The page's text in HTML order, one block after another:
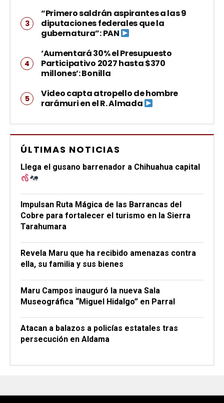
“Primero saldrán aspirantes a las 9
diputaciones federales que la
gubernatura”: PAN
‘Aumentará 30% el Presupuesto
Participativo 2027 hasta $370
millones’: Bonilla
Video capta atropello de hombre
rarámuri en el R. Almada
ÚLTIMAS NOTICIAS
Llega el gusano barrenador a Chihuahua capital
Impulsan Ruta Mágica de las Barrancas del
Cobre para fortalecer el turismo en la Sierra
Tarahumara
Revela Maru que ha recibido amenazas contra
ella, su familia y sus bienes
Maru Campos inauguró la nueva Sala
Museográfica “Miguel Hidalgo” en Parral
Atacan a balazos a policías estatales tras
persecución en Aldama